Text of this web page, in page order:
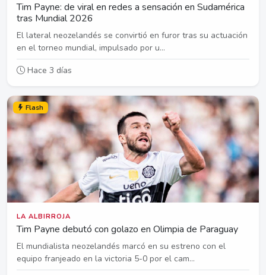
Tim Payne: de viral en redes a sensación en Sudamérica
tras Mundial 2026
El lateral neozelandés se convirtió en furor tras su actuación
en el torneo mundial, impulsado por u...
Hace 3 días
Flash
LA ALBIRROJA
Tim Payne debutó con golazo en Olimpia de Paraguay
El mundialista neozelandés marcó en su estreno con el
equipo franjeado en la victoria 5-0 por el cam...